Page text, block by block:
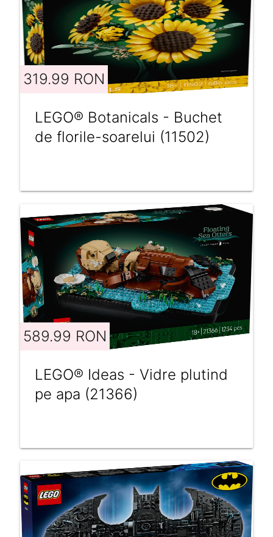
319.99 RON
LEGO® Botanicals - Buchet
de florile-soarelui (11502)
589.99 RON
LEGO® Ideas - Vidre plutind
pe apa (21366)